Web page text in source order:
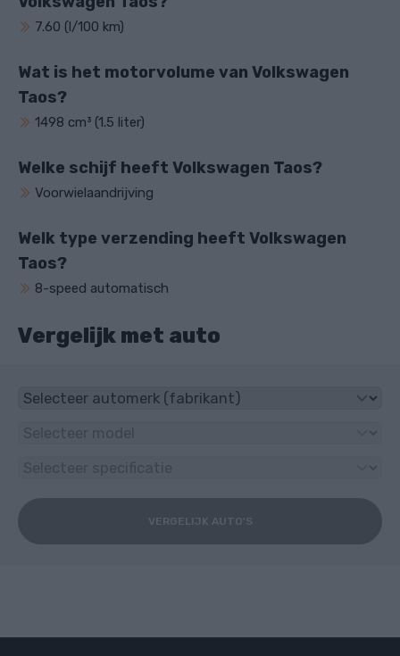
7.60 (l/100 km)
Wat is het motorvolume van Volkswagen
Taos?
1498 cm³ (1.5 liter)
Welke schijf heeft Volkswagen Taos?
Voorwielaandrijving
Welk type verzending heeft Volkswagen
Taos?
8-speed automatisch
Vergelijk met auto
VERGELIJK AUTO'S